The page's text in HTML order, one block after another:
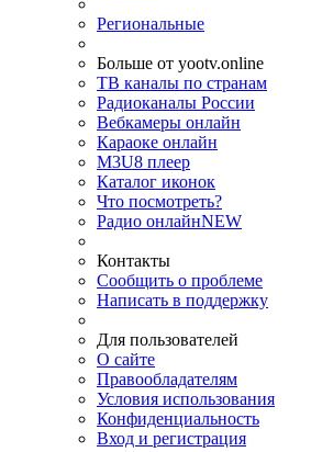
Региональные
Больше от yootv.online
ТВ каналы по странам
Радиоканалы России
Вебкамеры онлайн
Караоке онлайн
M3U8 плеер
Каталог иконок
Что посмотреть?
Радио онлайнNEW
Контакты
Сообщить о проблеме
Написать в поддержку
Для пользователей
О сайте
Правообладателям
Условия использования
Конфиденциальность
Вход и регистрация